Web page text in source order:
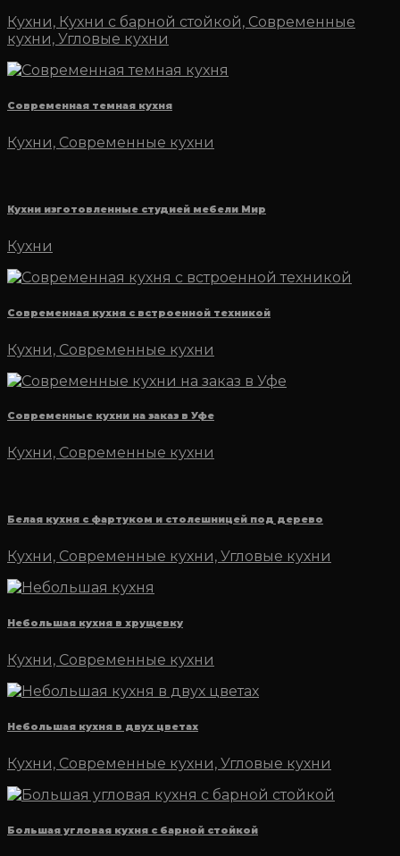
Кухни, Кухни с барной стойкой, Современные
кухни, Угловые кухни
Современная темная кухня
Кухни, Современные кухни
Кухни изготовленные студией мебели Мир
Кухни
Современная кухня с встроенной техникой
Кухни, Современные кухни
Современные кухни на заказ в Уфе
Кухни, Современные кухни
Белая кухня с фартуком и столешницей под дерево
Кухни, Современные кухни, Угловые кухни
Небольшая кухня в хрущевку
Кухни, Современные кухни
Небольшая кухня в двух цветах
Кухни, Современные кухни, Угловые кухни
Большая угловая кухня с барной стойкой